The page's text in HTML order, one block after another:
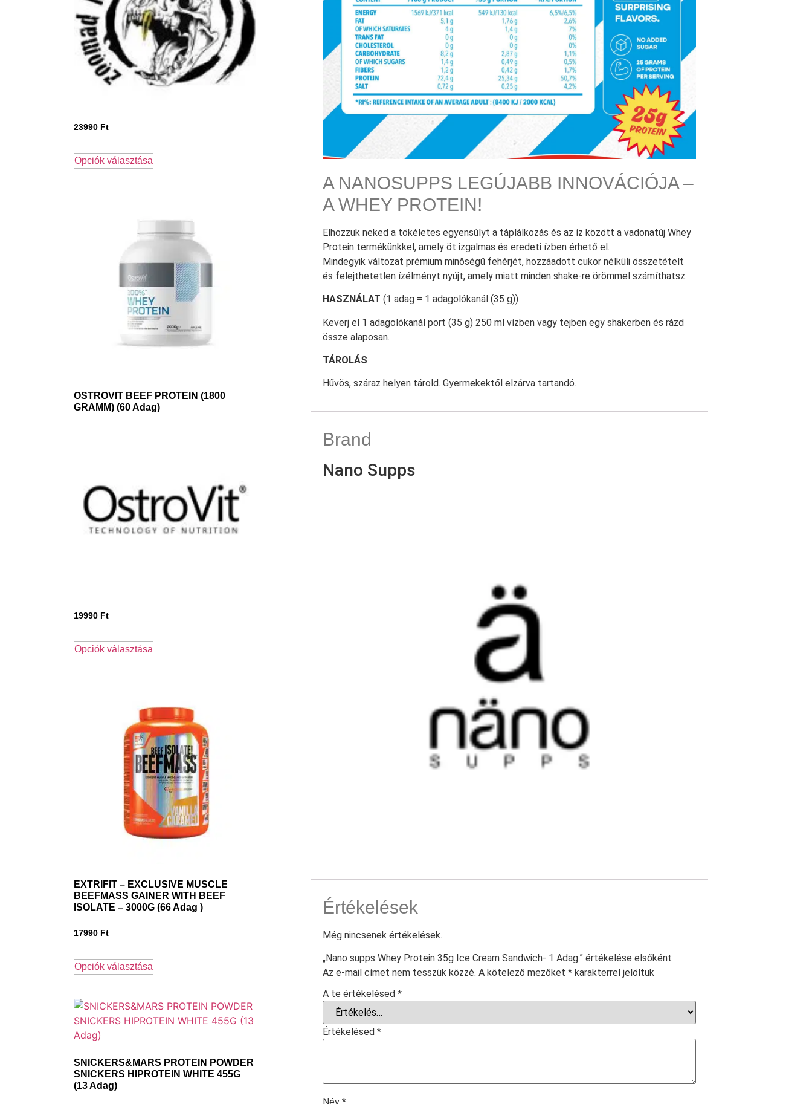
23990 Ft
Opciók választása
OSTROVIT BEEF PROTEIN (1800
GRAMM) (60 Adag)
19990 Ft
Opciók választása
EXTRIFIT – EXCLUSIVE MUSCLE
BEEFMASS GAINER WITH BEEF
ISOLATE – 3000G (66 Adag )
17990 Ft
Opciók választása
SNICKERS&MARS PROTEIN POWDER
SNICKERS HIPROTEIN WHITE 455G
(13 Adag)
A NANOSUPPS LEGÚJABB INNOVÁCIÓJA –
A WHEY PROTEIN!
Elhozzuk neked a tökéletes egyensúlyt a táplálkozás és az íz között a vadonatúj Whey
Protein termékünkkel, amely öt izgalmas és eredeti ízben érhető el.
Mindegyik változat prémium minőségű fehérjét, hozzáadott cukor nélküli összetételt
és felejthetetlen ízélményt nyújt, amely miatt minden shake-re örömmel számíthatsz.
HASZNÁLAT (1 adag = 1 adagolókanál (35 g))
Keverj el 1 adagolókanál port (35 g) 250 ml vízben vagy tejben egy shakerben és rázd
össze alaposan.
TÁROLÁS
Hűvös, száraz helyen tárold. Gyermekektől elzárva tartandó.
Brand
Nano Supps
Értékelések
Még nincsenek értékelések.
„Nano supps Whey Protein 35g Ice Cream Sandwich- 1 Adag.” értékelése elsőként
Az e-mail címet nem tesszük közzé. A kötelező mezőket * karakterrel jelöltük
A te értékelésed *
Értékelésed *